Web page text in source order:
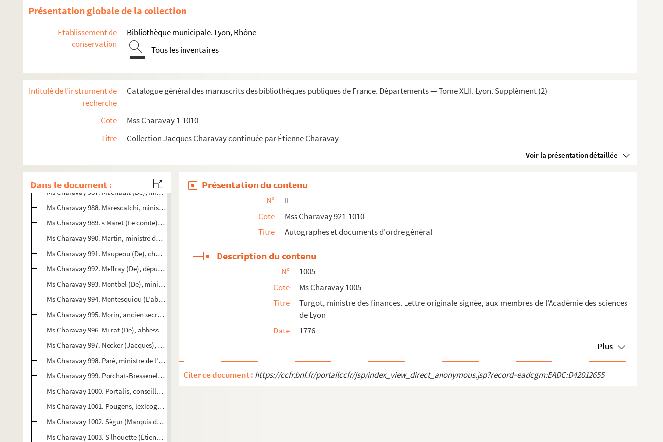
Présentation globale de la collection
Etablissement de
conservation
Bibliothèque municipale. Lyon, Rhône
Tous les inventaires
Intitulé de l'instrument de
recherche
Catalogue général des manuscrits des bibliothèques publiques de France. Départements — Tome XLII. Lyon. Supplément (2)
Cote
Mss Charavay 1-1010
Titre
Collection Jacques Charavay continuée par Étienne Charavay
Voir la présentation détaillée
Dans le document :
Ms Charavay 975. La Chapelle, secrétaire de la rédaction du
Ms Charavay 977. Lacombe (Louis), musicien
Ms Charavay 978. Laffite (Jean), gouverneur provisoire de la Banque de France
Ms Charavay 981. Legeay, professeur à Grenoble
Ms Charavay 982. Lestoré (L'abbé), aumônier du duc d'Orléans
Ms Charavay 986. Louis (Le baron), ministre des finances
Ms Charavay 987. Machault (De), ministre d'État, surintendant des finances
Ms Charavay 988. Marescalchi, ministre cisalpin près le gouvernement français
Ms Charavay 989. « Maret (Le comte), conseiller d'État, commissaire extraordinaire de S. M. l'Empereur dans les dépar...
Ms Charavay 990. Martin, ministre des travaux publics, de l'agriculture et du commerce
Ms Charavay 991. Maupeou (De), chancelier de France
Ms Charavay 992. Meffray (De), député de l'Isère, receveur général du Gers
Ms Charavay 993. Montbel (De), ministre de l'intérieur
Ms Charavay 994. Montesquiou (L'abbé de), ministre de l'intérieur
Ms Charavay 995. Morin, ancien secrétaire de Masséna
Ms Charavay 996. Murat (De), abbesse de Villers-Canivet (Calvados)
Ms Charavay 997. Necker (Jacques), directeur général des finances
Ms Charavay 998. Paré, ministre de l'intérieur
Ms Charavay 999. Porchat-Bressenel, auteur et poète
Ms Charavay 1000. Portalis, conseiller d'État, ministre des cultes
Ms Charavay 1001. Pougens, lexicographe et littérateur
Ms Charavay 1002. Ségur (Marquis de), maréchal de France
Ms Charavay 1003. Silhouette (Étienne de), contrôleur général des finances
Présentation du contenu
N°
II
Cote
Mss Charavay 921-1010
Titre
Autographes et documents d'ordre général
Description du contenu
N°
1005
Cote
Ms Charavay 1005
Titre
Turgot, ministre des finances. Lettre originale signée, aux membres de l'Académie des sciences
de Lyon
Date
1776
Plus
Citer ce document : https://ccfr.bnf.fr/portailccfr/jsp/index_view_direct_anonymous.jsp?record=eadcgm:EADC:D42012655